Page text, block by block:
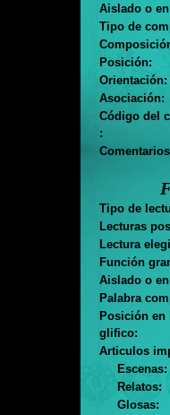
Aislado o
Tipo de
Posición:
Orientación:
Asociación:
Código del
:
Tipo de
Lecturas
Lectura
Función
Aislado o
Palabra
Posición en
glifico:
Articulos
Escenas:
Relatos:
Glosas: